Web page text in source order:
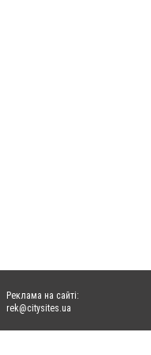
Реклама на сайті:
rek@citysites.ua